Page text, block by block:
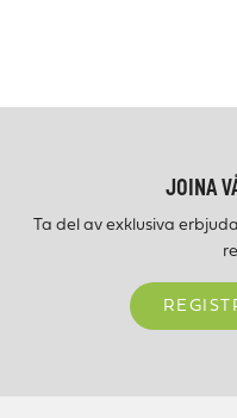
JOINA
Ta del av exklusiva